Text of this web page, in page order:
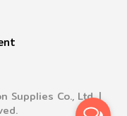
Co., Ltd. |